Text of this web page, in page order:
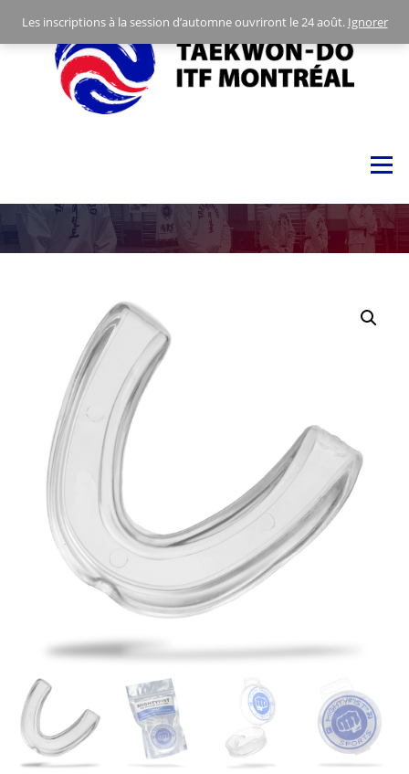
Les inscriptions à la session d’automne ouvriront le 24 août. Ignorer
content
Menu